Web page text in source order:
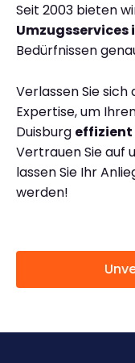
Seit 2003 bieten
Umzugsservices
Bedürfnissen
Verlassen Sie
Expertise, um
Duisburg effizient
Vertrauen Sie auf
lassen Sie Ihr
werden!